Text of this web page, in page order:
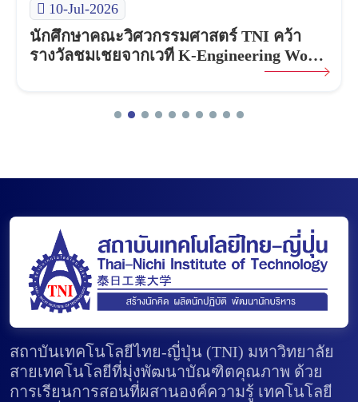
10-Jul-2026
นักศึกษาคณะวิศวกรรมศาสตร์ TNI คว้า
รางวัลชมเชยจากเวที K-Engineering World
Competition x CADFEM: Ansys Discovery
สถาบันเทคโนโลยีไทย-ญี่ปุ่น (TNI) มหาวิทยาลัย
สายเทคโนโลยีที่มุ่งพัฒนาบัณฑิตคุณภาพ ด้วย
การเรียนการสอนที่ผสานองค์ความรู้ เทคโนโลยี